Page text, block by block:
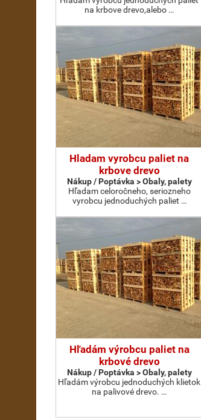
na krbove drevo,alebo …
Hladam vyrobcu paliet na
krbove drevo
Nákup / Poptávka > Obaly, palety
Hľadam celoročneho, seriozneho
vyrobcu jednoduchých paliet …
Hľadám výrobcu paliet na
krbové drevo
Nákup / Poptávka > Obaly, palety
Hľadám výrobcu jednoduchých klietok
na palivové drevo. …